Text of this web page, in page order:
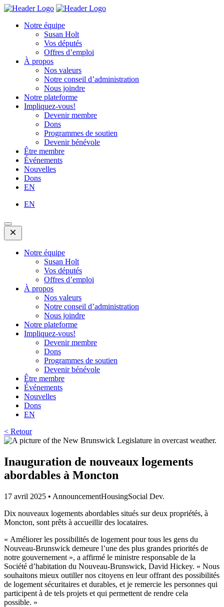
Skip
content
Homepage
Homepage
Notre équipe
Susan Holt
Vos députés
Offres d’emploi
À propos
Nos valeurs
Notre conseil d’administration
Nous joindre
Notre plateforme
Impliquez-vous!
Devenir membre
Dons
Programmes de soutien
Devenir bénévole
Être membre
Événements
Nouvelles
Dons
EN
EN
Open
Mobile
Menu
Notre équipe
Susan Holt
Vos députés
Offres d’emploi
À propos
Nos valeurs
Notre conseil d’administration
Nous joindre
Notre plateforme
Impliquez-vous!
Devenir membre
Dons
Programmes de soutien
Devenir bénévole
Être membre
Événements
Nouvelles
Dons
EN
< Retour
Inauguration de nouveaux logements
abordables à Moncton
17 avril 2025 • AnnouncementHousingSocial Dev.
Dix nouveaux logements abordables situés sur deux propriétés, à
Moncton, sont prêts à accueillir des locataires.
« Améliorer les possibilités de logement pour tous les gens du
Nouveau-Brunswick demeure l’une des plus grandes priorités de
notre gouvernement », a affirmé le ministre responsable de la
Société d’habitation du Nouveau-Brunswick, David Hickey. « Nous
souhaitons mieux outiller nos citoyens en leur offrant des possibilités
de logement sécuritaires et durables, et je remercie les personnes qui
participent à de tels projets et qui permettent de rendre cela
possible. »